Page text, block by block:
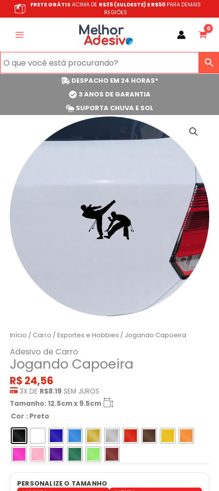
para
FRETE GRÁTISACIMA DE R$35 (SULDESTE) E R$50 PARA DEMAIS
REGIÕES
DESPACHO EM 24 HORAS*
3 ANOS DE GARANTIA
SUPORTA CHUVA E SOL
Início / Carro / Esportes e Hobbies / Jogando Capoeira
Adesivo de Carro
Jogando Capoeira
R$ 24,56
3X DE R$8.19 SEM JUROS
Tamanho: 12.5cm x 9.5cm
Cor : Preto
PERSONALIZE O TAMANHO